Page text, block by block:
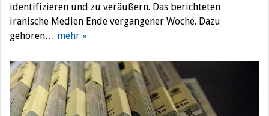
identifizieren und zu veräußern. Das berichteten
iranische Medien Ende vergangener Woche. Dazu
gehören… mehr »